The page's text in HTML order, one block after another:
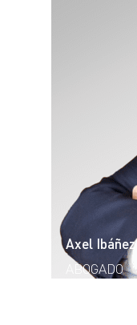
Axel
ABOGADO